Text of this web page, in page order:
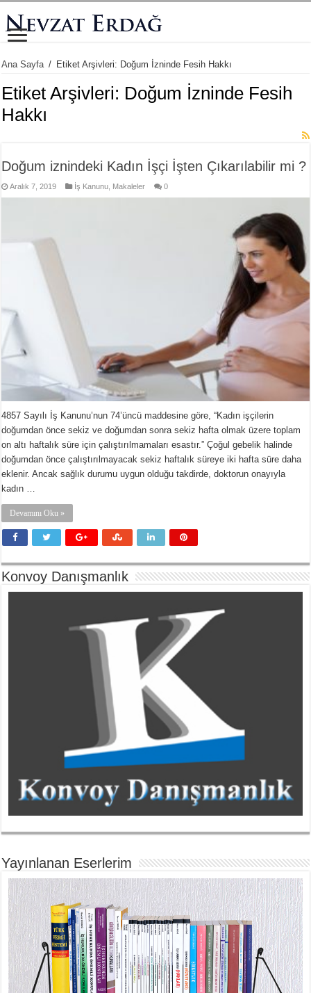
Ana Sayfa / Etiket Arşivleri: Doğum İzninde Fesih Hakkı
Etiket Arşivleri: Doğum İzninde Fesih
Hakkı
Doğum iznindeki Kadın İşçi İşten Çıkarılabilir mi ?
Aralık 7, 2019 İş Kanunu Makaleler 0
4857 Sayılı İş Kanunu’nun 74’üncü maddesine göre, “Kadın işçilerin
doğumdan önce sekiz ve doğumdan sonra sekiz hafta olmak üzere toplam
on altı haftalık süre için çalıştırılmamaları esastır.” Çoğul gebelik halinde
doğumdan önce çalıştırılmayacak sekiz haftalık süreye iki hafta süre daha
eklenir. Ancak sağlık durumu uygun olduğu takdirde, doktorun onayıyla
kadın …
Devamını Oku »
Konvoy Danışmanlık
Yayınlanan Eserlerim